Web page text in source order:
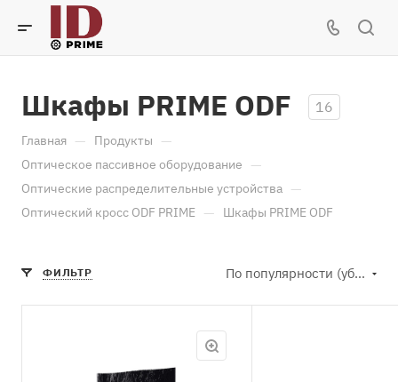
Шкафы PRIME ODF 16
Главная — Продукты —
Оптическое пассивное оборудование —
Оптические распределительные устройства —
Оптический кросс ODF PRIME — Шкафы PRIME ODF
ФИЛЬТР По популярности (убывание)